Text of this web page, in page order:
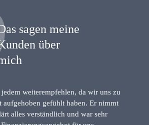
sagen meine
über
weiterempfehlen, da wir uns zu
aufgehoben gefühlt haben. Er nimmt
alles verständlich und war sehr